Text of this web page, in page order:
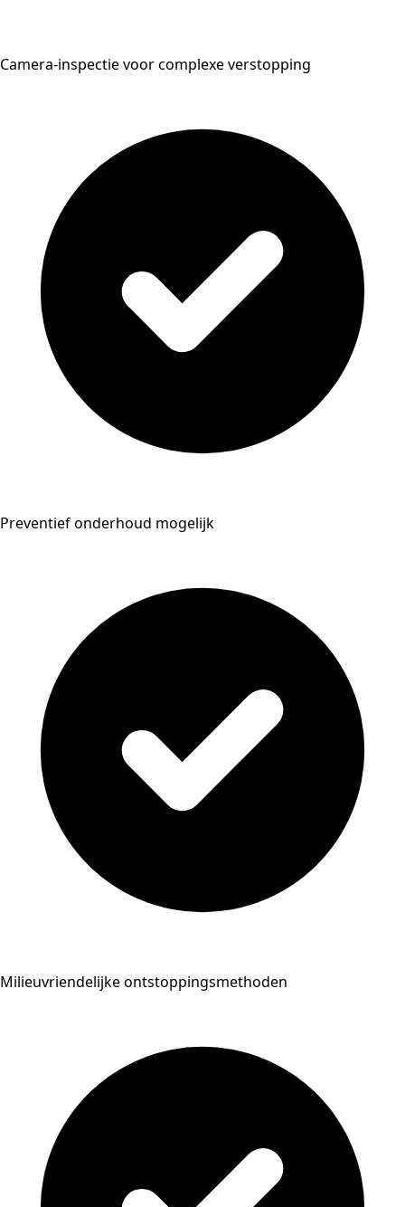
Camera-inspectie voor complexe verstopping
Preventief onderhoud mogelijk
Milieuvriendelijke ontstoppingsmethoden